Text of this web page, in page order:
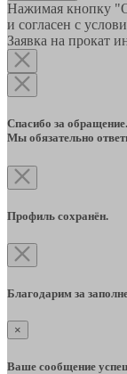
Нажимая кнопку
и согласен с
Заявка на прокат
Спасибо за обращение.
Мы обязательно
Профиль сохранён.
Благодарим за
×
Ваше сообщение